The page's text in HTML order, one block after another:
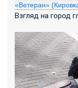
«Ветеран»
Взгляд на город